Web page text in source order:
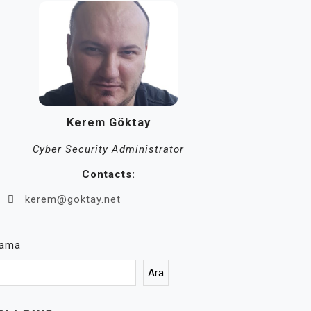
Kerem Göktay
Cyber Security Administrator
Contacts:
kerem@goktay.net
Ara